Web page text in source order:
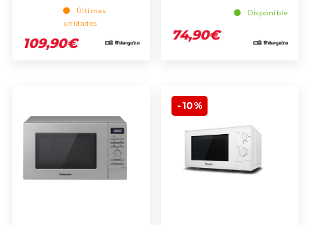
Últimas
unidades
109,90€
Disponible
74,90€
-10%